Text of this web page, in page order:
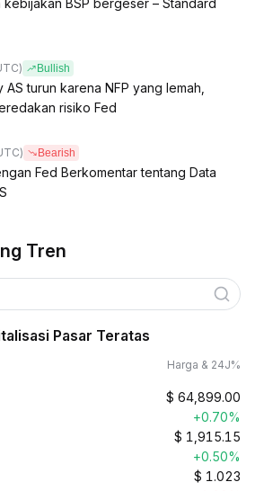
kebijakan BSP bergeser – Standard
Bullish
AS turun karena NFP yang lemah,
risiko Fed
Bearish
Fed Berkomentar tentang Data
Tren
Pasar Teratas
Harga & 24J%
$ 64,899.00
+0.70%
$ 1,915.15
+0.50%
$ 1.023